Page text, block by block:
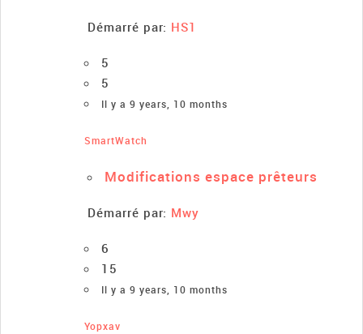
Démarré par: HS1
5
5
Il y a 9 years, 10 months
SmartWatch
Modifications espace prêteurs
Démarré par: Mwy
6
15
Il y a 9 years, 10 months
Yopxav